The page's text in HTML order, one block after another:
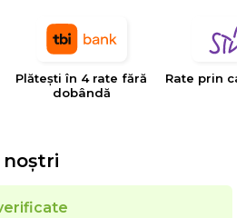
tapiteriilor si huselor pentru
designul, inovatia si calitatea
stilul si traiectoria Eysa inca
Plătești în 4 rate fără
dobândă
Rate prin
noștri